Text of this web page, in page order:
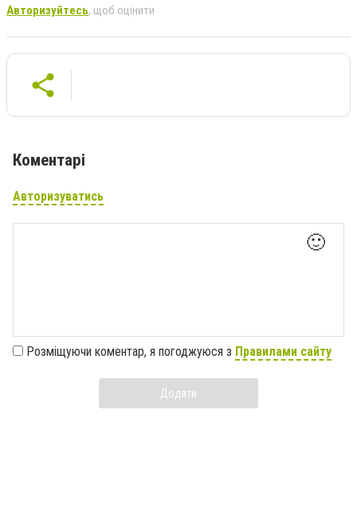
Авторизуйтесь, щоб оцінити
Коментарі
Авторизуватись
🙂
Розміщуючи коментар, я погоджуюся з Правилами сайту
Додати